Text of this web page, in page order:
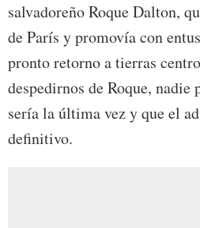
salvadoreño Roque Dalton,
de París y promovía con
pronto retorno a tierras
despedirnos de Roque, nadie
sería la última vez y que el
definitivo.